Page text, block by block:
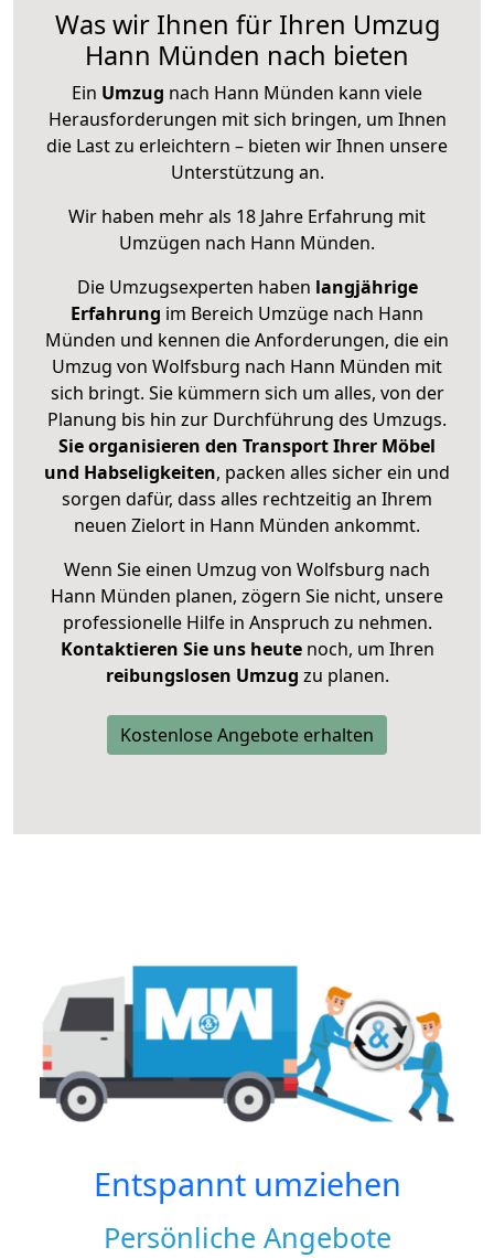
Was wir Ihnen für Ihren Umzug
Hann Münden nach bieten
Ein Umzug nach Hann Münden kann viele
Herausforderungen mit sich bringen, um Ihnen
die Last zu erleichtern – bieten wir Ihnen unsere
Unterstützung an.
Wir haben mehr als 18 Jahre Erfahrung mit
Umzügen nach Hann Münden.
Die Umzugsexperten haben langjährige
Erfahrung im Bereich Umzüge nach Hann
Münden und kennen die Anforderungen, die ein
Umzug von Wolfsburg nach Hann Münden mit
sich bringt. Sie kümmern sich um alles, von der
Planung bis hin zur Durchführung des Umzugs.
Sie organisieren den Transport Ihrer Möbel
und Habseligkeiten, packen alles sicher ein und
sorgen dafür, dass alles rechtzeitig an Ihrem
neuen Zielort in Hann Münden ankommt.
Wenn Sie einen Umzug von Wolfsburg nach
Hann Münden planen, zögern Sie nicht, unsere
professionelle Hilfe in Anspruch zu nehmen.
Kontaktieren Sie uns heutenoch, um Ihren
reibungslosen Umzug zu planen.
Kostenlose Angebote erhalten
Entspannt umziehen
Persönliche Angebote